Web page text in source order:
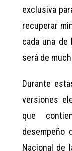
exclusiva
recuperar
cada una
será de
Durante
versiones
que
desempeño
Nacional de